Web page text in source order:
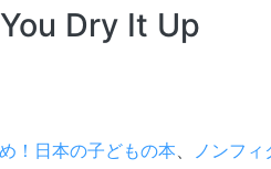
Dry It Up
！日本の子どもの本、
ノンフィ